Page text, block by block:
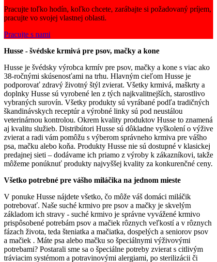
Pracujte toľko hodín, koľko chcete, zarábajte si požadovaný príjem,
pracujte vo svojej vlastnej oblasti.
Pracujte s nami
Husse - švédske krmivá pre psov, mačky a kone
Husse je švédsky výrobca krmív pre psov, mačky a kone s viac ako
38-ročnými skúsenosťami na trhu. Hlavným cieľom Husse je
podporovať zdravý životný štýl zvierat. Všetky krmivá, maškrty a
doplnky Husse sú vyrobené len z tých najkvalitnejších, starostlivo
vybraných surovín. Všetky produkty sú vyrábané podľa tradičných
škandinávskych receptúr a výrobné linky sú pod neustálou
veterinárnou kontrolou. Okrem kvality produktov Husse to znamená
aj kvalitu služieb. Distribútori Husse sú dôkladne vyškolení o výžive
zvierat a radi vám pomôžu s výberom správneho krmiva pre vášho
psa, mačku alebo koňa. Produkty Husse nie sú dostupné v klasickej
predajnej sieti – dodávame ich priamo z výroby k zákazníkovi, takže
môžeme ponúknuť produkty najvyššej kvality za konkurenčné ceny.
Všetko potrebné pre vášho miláčika na jednom mieste
V ponuke Husse nájdete všetko, čo môže váš domáci miláčik
potrebovať. Naše suché krmivo pre psov a mačky je skvelým
základom ich stravy - suché krmivo je správne vyvážené krmivo
prispôsobené potrebám psov a mačiek rôznych veľkostí a v rôznych
fázach života, teda šteniatka a mačiatka, dospelých a seniorov psov
a mačiek . Máte psa alebo mačku so špeciálnymi výživovými
potrebami? Postarali sme sa o špeciálne potreby zvierat s citlivým
tráviacim systémom a potravinovými alergiami, po sterilizácii či